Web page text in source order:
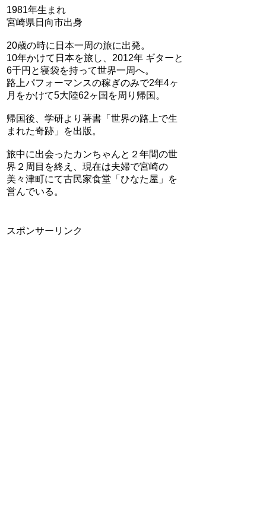
1981年生まれ
宮崎県日向市出身
20歳の時に日本一周の旅に出発。
10年かけて日本を旅し、2012年 ギターと
6千円と寝袋を持って世界一周へ。
路上パフォーマンスの稼ぎのみで2年4ヶ
月をかけて5大陸62ヶ国を周り帰国。
帰国後、学研より著書「世界の路上で生
まれた奇跡」を出版。
旅中に出会ったカンちゃんと２年間の世
界２周目を終え、現在は夫婦で宮崎の
美々津町にて古民家食堂「ひなた屋」を
営んでいる。
スポンサーリンク